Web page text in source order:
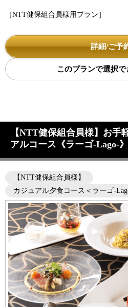
［NTT健保組合員様用プラン］
詳細/ご予
このプランで選択
【NTT健保組合員様】お手
アルコース《ラーゴ-Lago-
【NTT健保組合員様】
カジュアル夕食コース＜ラーゴ-